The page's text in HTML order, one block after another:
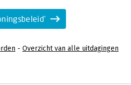
- Overzicht van alle uitdagingen